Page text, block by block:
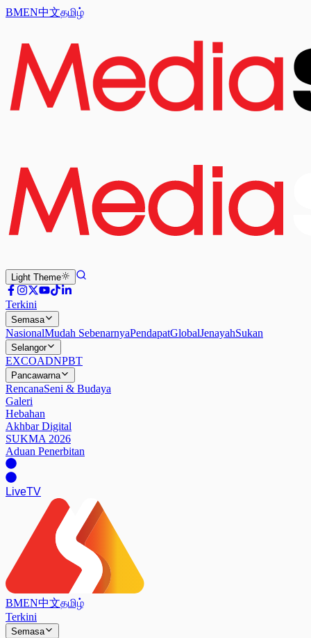
BMEN中文தமிழ்
Light Theme
Terkini
Semasa
NasionalMudah SebenarnyaPendapatGlobalJenayahSukan
Selangor
EXCOADNPBT
Pancawarna
RencanaSeni & Budaya
Galeri
Hebahan
Akhbar Digital
SUKMA 2026
Aduan Penerbitan
LiveTV
BMEN中文தமிழ்
Terkini
Semasa